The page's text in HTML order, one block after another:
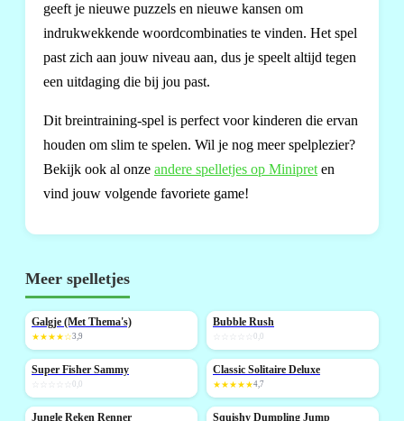
geeft je nieuwe puzzels en nieuwe kansen om
indrukwekkende woordcombinaties te vinden. Het spel
past zich aan jouw niveau aan, dus je speelt altijd tegen
een uitdaging die bij jou past.
Dit breintraining-spel is perfect voor kinderen die ervan
houden om slim te spelen. Wil je nog meer spelplezier?
Bekijk ook al onze andere spelletjes op Minipret en
vind jouw volgende favoriete game!
Meer spelletjes
Galgje (Met Thema's)
★★★★☆3,9
NIEUW
Bubble Rush
0,0
NIEUW
Super Fisher Sammy
0,0
NIEUW
Classic Solitaire Deluxe
★★★★★4,7
Jungle Reken Renner Squishy Dumpling Jump